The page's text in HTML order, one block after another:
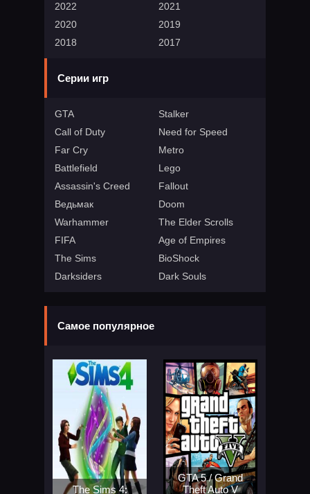
2022
2021
2020
2019
2018
2017
Серии игр
GTA
Stalker
Call of Duty
Need for Speed
Far Cry
Metro
Battlefield
Lego
Assassin's Creed
Fallout
Ведьмак
Doom
Warhammer
The Elder Scrolls
FIFA
Age of Empires
The Sims
BioShock
Darksiders
Dark Souls
Самое популярное
The Sims 4:
GTA 5 / Grand
Theft Auto V